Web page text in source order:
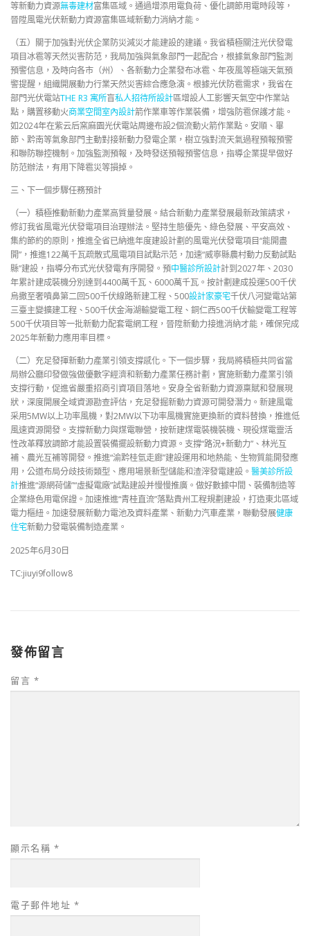
等新動力資源無毒建材富集區域。通過增添用電負荷、優化調節用電時段等，
晉陞風電光伏新動力資源富集區域新動力消納才能。
（五）關于加強對光伏企業防災減災才能建設的建議。我省積極關注光伏發電
項目冰雹等天然災害防范，我局加強與氣象部門一起配合，根據氣象部門監測
預警信息，及時向各市（州）、各新動力企業發布冰雹、年夜風等極端天氣預
警提醒，組織開展動力行業天然災害綜合應急演。根據光伏防雹需求，我省在
部門光伏電站THE R3 寓所盲私人招待所設計區增設人工影響天氣空中作業站
點，購置移動火商業空間室內設計箭作業車等作業裝備，增強防雹保護才能。
如2024年在紫云后窯麻園光伏電站周邊布設2個流動火箭作業點。安順、畢
節、黔南等氣象部門主動對接新動力發電企業，樹立強對流天氣過程預報預警
和聯防聯控機制。加強監測預報，及時發送預報預警信息，指導企業提早做好
防范辦法，有用下降雹災等損掉。
三、下一個步驟任務預計
（一）積極推動新動力產業高質量發展。結合新動力產業發展最新政策請求，
修訂我省風電光伏發電項目治理辦法。堅持生態優先、綠色發展、平安高效、
集約節約的原則，推進全省已納進年度建設計劃的風電光伏發電項目“能開盡
開”，推進122萬千瓦疏散式風電項目試點示范，加速“威寧縣農村動力反動試點
縣”建設，指導分布式光伏發電有序開發。預中醫診所設計計到2027年、2030
年累計建成裝機分別達到4400萬千瓦、6000萬千瓦。按計劃建成投運500千伏
烏撒至奢噴鼻第二回500千伏線路新建工程、500設計家豪宅千伏八河變電站第
三臺主變擴建工程、500千伏金海湖輸變電工程、銅仁西500千伏輸變電工程等
500千伏項目等一批新動力配套電網工程，晉陞新動力接進消納才能，確保完成
2025年新動力應用率目標。
（二）充足發揮新動力產業引領支撐感化。下一個步驟，我局將積極共同省當
局辦公廳印發做強做優數字經濟和新動力產業任務計劃，實施新動力產業引領
支撐行動，促進省嚴重招商引資項目落地。安身全省新動力資源稟賦和發展現
狀，深度開展全域資源勘查評估，充足發掘新動力資源可開發潛力。新建風電
采用5MW以上功率風機，對2MW以下功率風機實施更換新的資料替換，推進低
風速資源開發。支撐新動力與煤電聯營，按新建煤電裝機裝機、現役煤電靈活
性改革釋放調節才能設置裝備擺設新動力資源。支撐“路況+新動力”、林光互
補、農光互補等開發。推進“渝黔桂氫走廊”建設運用和地熱能、生物質能開發應
用，公道布局分歧技術類型、應用場景新型儲能和渣滓發電建設。 醫美診所設
計推進“源網荷儲”“虛擬電廠”試點建設并慢慢推廣。做好數據中間、裝備制造等
企業綠色用電保證。加速推進“青桂直流”落點貴州工程規劃建設，打造東北區域
電力樞紐。加速發展新動力電池及資料產業、新動力汽車產業，聯動發展健康
住宅新動力發電裝備制造產業。
2025年6月30日
TC:jiuyi9follow8
發佈留言
留言 *
顯示名稱 *
電子郵件地址 *